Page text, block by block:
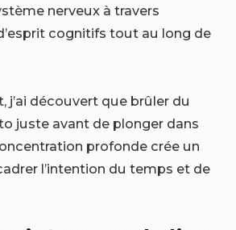
nerveux à travers
cognitifs tout au long de
j’ai découvert que brûler du
juste avant de plonger dans
profonde crée un
l’intention du temps et de